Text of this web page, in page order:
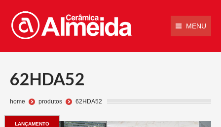
MENU
62HDA52
Você está aqui:
home produtos 62HDA52
LANÇAMENTO